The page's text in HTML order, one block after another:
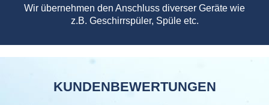
Wir übernehmen den Anschluss diverser Geräte wie
z.B. Geschirrspüler, Spüle etc.
KUNDENBEWERTUNGEN